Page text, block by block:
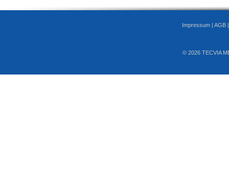
Impressum | AGB
© 2026 TECVIA